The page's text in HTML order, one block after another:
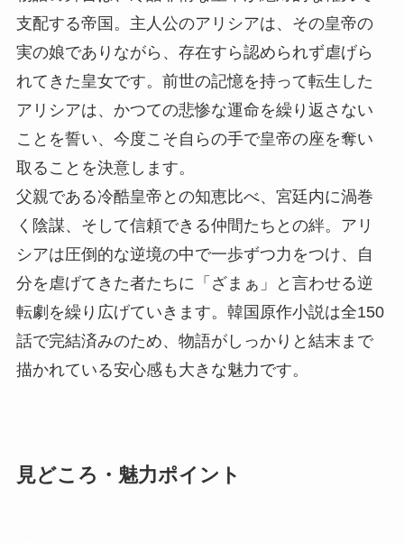
支配する帝国。主人公のアリシアは、その皇帝の
実の娘でありながら、存在すら認められず虐げら
れてきた皇女です。前世の記憶を持って転生した
アリシアは、かつての悲惨な運命を繰り返さない
ことを誓い、今度こそ自らの手で皇帝の座を奪い
取ることを決意します。
父親である冷酷皇帝との知恵比べ、宮廷内に渦巻
く陰謀、そして信頼できる仲間たちとの絆。アリ
シアは圧倒的な逆境の中で一歩ずつ力をつけ、自
分を虐げてきた者たちに「ざまぁ」と言わせる逆
転劇を繰り広げていきます。韓国原作小説は全150
話で完結済みのため、物語がしっかりと結末まで
描かれている安心感も大きな魅力です。
見どころ・魅力ポイント